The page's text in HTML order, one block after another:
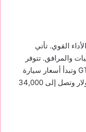
القوي. تأتي
والمرافق. تتوفر
جالانت بعدة فئات مثل ES و SE و SEL و GT وتبدأ أسعار سيارة
ميتسوبيشي جالانت من حوالي 24,000 دولار وتصل إلى 34,000